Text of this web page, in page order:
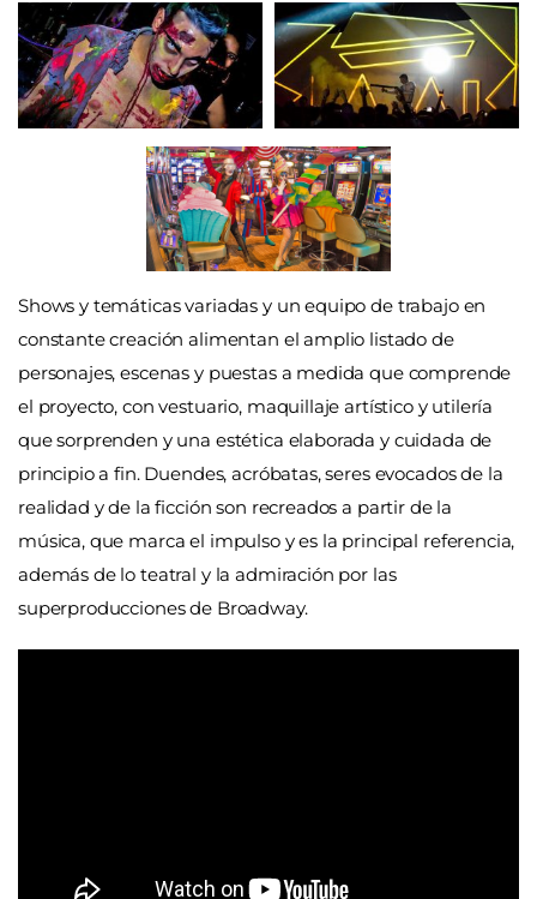
Shows y temáticas variadas y un equipo de trabajo en
constante creación alimentan el amplio listado de
personajes, escenas y puestas a medida que comprende
el proyecto, con vestuario, maquillaje artístico y utilería
que sorprenden y una estética elaborada y cuidada de
principio a fin. Duendes, acróbatas, seres evocados de la
realidad y de la ficción son recreados a partir de la
música, que marca el impulso y es la principal referencia,
además de lo teatral y la admiración por las
superproducciones de Broadway.